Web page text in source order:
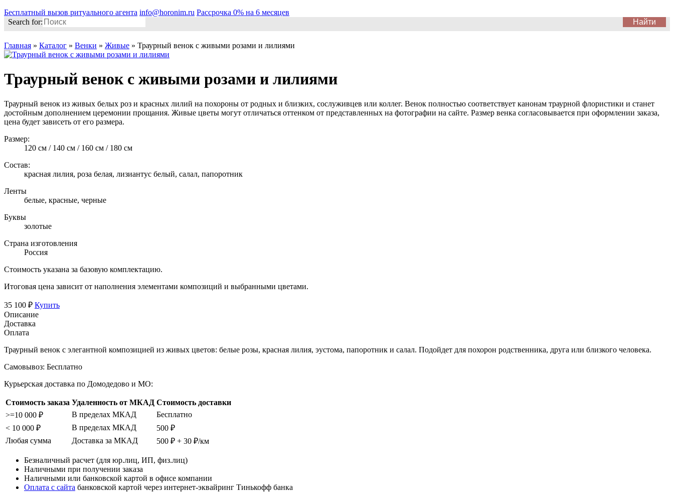
Бесплатный вызов ритуального агента info@horonim.ru Рассрочка 0% на 6 месяцев
Search for:
Главная » Каталог » Венки » Живые » Траурный венок с живыми розами и лилиями
Траурный венок с живыми розами и лилиями
Траурный венок из живых белых роз и красных лилий на похороны от родных и близких, сослуживцев или коллег. Венок полностью соответствует канонам траурной флористики и станет
достойным дополнением церемонии прощания. Живые цветы могут отличаться оттенком от представленных на фотографии на сайте. Размер венка согласовывается при оформлении заказа,
цена будет зависеть от его размера.
Размер:
120 см / 140 см / 160 см / 180 см
Состав:
красная лилия, роза белая, лизиантус белый, салал, папоротник
Ленты
белые, красные, черные
Буквы
золотые
Страна изготовления
Россия
Стоимость указана за базовую комплектацию.
Итоговая цена зависит от наполнения элементами композиций и выбранными цветами.
35 100 ₽ Купить
Описание
Доставка
Оплата
Траурный венок с элегантной композицией из живых цветов: белые розы, красная лилия, эустома, папоротник и салал. Подойдет для похорон родственника, друга или близкого человека.
Самовывоз: Бесплатно
Курьерская доставка по Домодедово и МО:
Стоимость заказа Удаленность от МКАД Стоимость доставки
>=10 000 ₽
В пределах МКАД
Бесплатно
< 10 000 ₽
В пределах МКАД
500 ₽
Любая сумма
Доставка за МКАД 500 ₽ + 30 ₽/км
Безналичный расчет (для юр.лиц, ИП, физ.лиц)
Наличными при получении заказа
Наличными или банковской картой в офисе компании
Оплата с сайта банковской картой через интернет-эквайринг Тинькофф банка